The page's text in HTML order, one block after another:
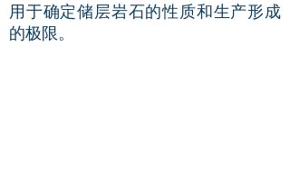
用于确定储层岩石的性质和生产形成
的极限。